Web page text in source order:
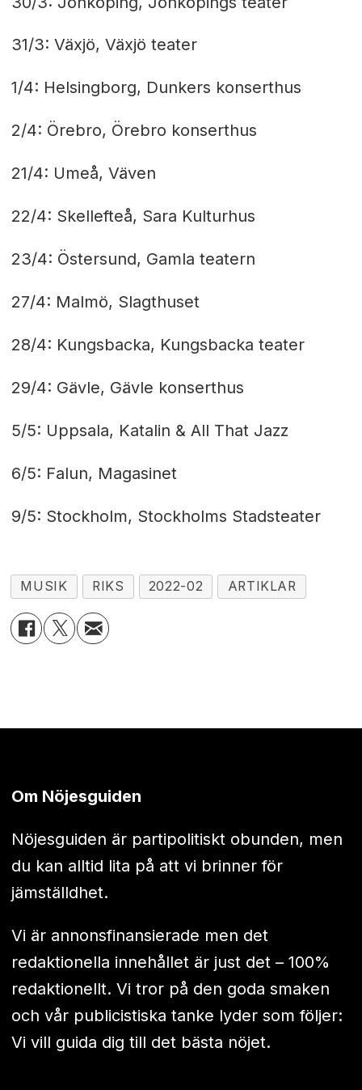
31/3: Växjö, Växjö teater
1/4: Helsingborg, Dunkers konserthus
2/4: Örebro, Örebro konserthus
21/4: Umeå, Väven
22/4: Skellefteå, Sara Kulturhus
23/4: Östersund, Gamla teatern
27/4: Malmö, Slagthuset
28/4: Kungsbacka, Kungsbacka teater
29/4: Gävle, Gävle konserthus
5/5: Uppsala, Katalin & All That Jazz
6/5: Falun, Magasinet
9/5: Stockholm, Stockholms Stadsteater
MUSIK RIKS 2022-02 ARTIKLAR
Om Nöjesguiden
Nöjesguiden är partipolitiskt obunden, men
du kan alltid lita på att vi brinner för
jämställdhet.
Vi är annonsfinansierade men det
redaktionella innehållet är just det – 100%
redaktionellt. Vi tror på den goda smaken
och vår publicistiska tanke lyder som följer:
Vi vill guida dig till det bästa nöjet.